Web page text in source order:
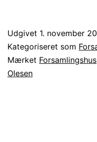
Udgivet 1. november
Kategoriseret som
Mærket Forsamlingshus
Olesen